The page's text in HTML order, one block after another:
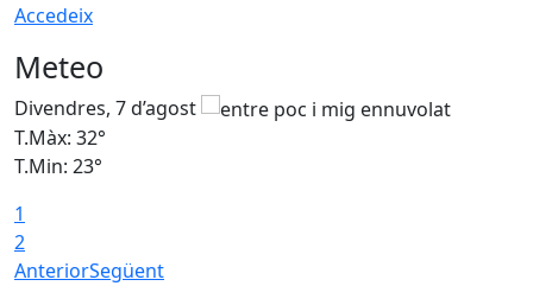
Accedeix
Meteo
Divendres, 7 d’agost
T.Màx: 32°
T.Min: 23°
1
2
AnteriorSegüent